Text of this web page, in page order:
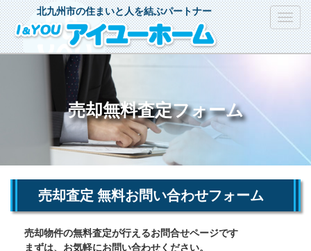
北九州市の住まいと人を結ぶパートナー
売却無料査定フォーム
売却査定 無料お問い合わせフォーム
売却物件の無料査定が行えるお問合せページです
まずは、お気軽にお問い合わせください。